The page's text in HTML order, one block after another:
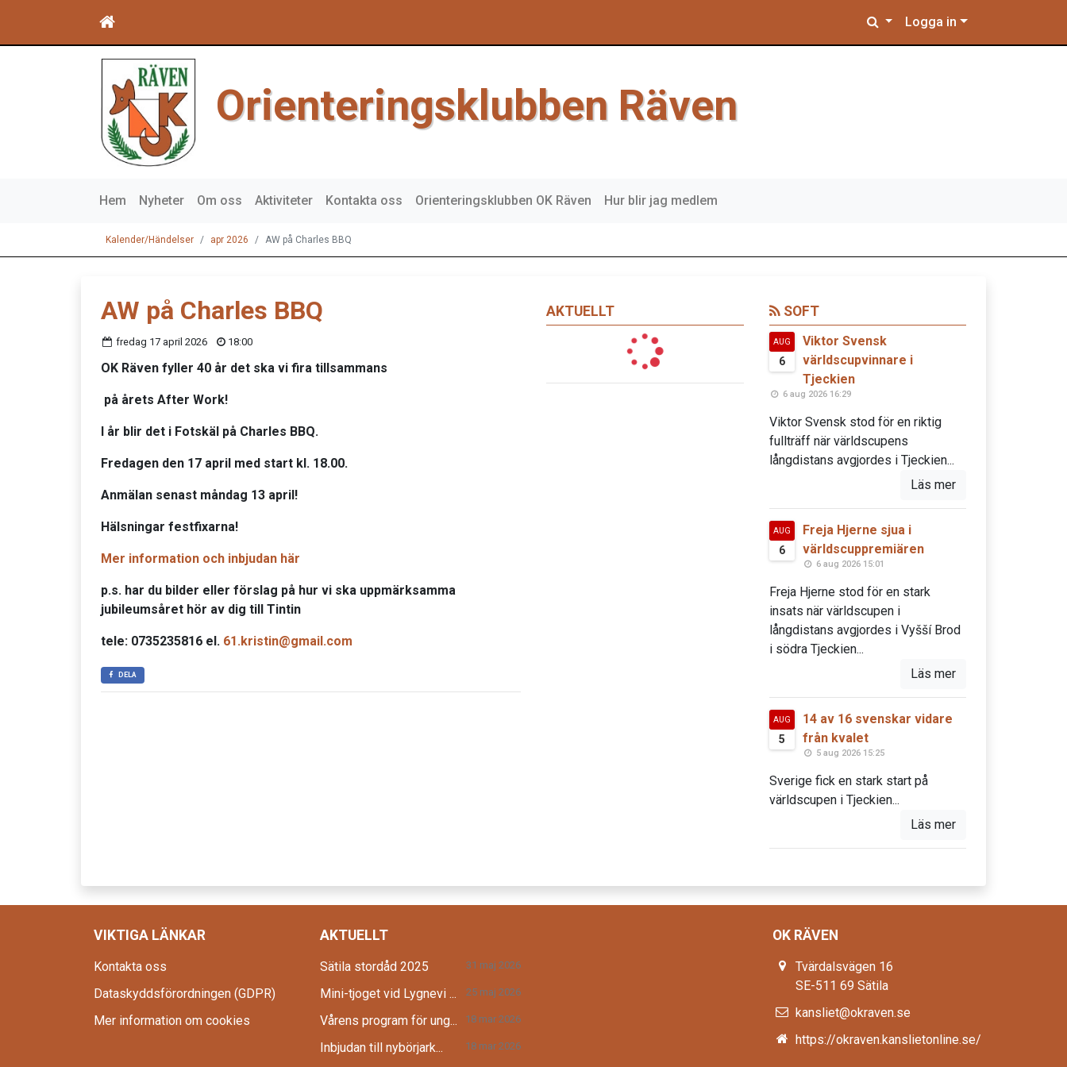
Logga in
Orienteringsklubben Räven
Hem Nyheter Om oss Aktiviteter Kontakta oss Orienteringsklubben OK Räven Hur blir jag medlem
Kalender/Händelser apr 2026 AW på Charles BBQ
AKTUELLT
AW på Charles BBQ
fredag 17 april 2026 18:00
OK Räven fyller 40 år det ska vi fira tillsammans
på årets After Work!
I år blir det i Fotskäl på Charles BBQ.
Fredagen den 17 april med start kl. 18.00.
Anmälan senast måndag 13 april!
Hälsningar festfixarna!
Mer information och inbjudan här
p.s. har du bilder eller förslag på hur vi ska uppmärksamma
jubileumsåret hör av dig till Tintin
tele: 0735235816 el. 61.kristin@gmail.com
DELA
SOFT
AUG
6
Viktor Svensk
världscupvinnare i
Tjeckien
6 aug 2026 16:29
Viktor Svensk stod för en riktig
fullträff när världscupens
långdistans avgjordes i Tjeckien...
Läs mer
AUG
6
Freja Hjerne sjua i
världscuppremiären
6 aug 2026 15:01
Freja Hjerne stod för en stark
insats när världscupen i
långdistans avgjordes i Vyšší Brod
i södra Tjeckien...
Läs mer
AUG
5
14 av 16 svenskar vidare
från kvalet
5 aug 2026 15:25
Sverige fick en stark start på
världscupen i Tjeckien...
Läs mer
VIKTIGA LÄNKAR
Kontakta oss
Dataskyddsförordningen (GDPR)
Mer information om cookies
AKTUELLT
Sätila stordåd 2025 31 maj 2026
Mini-tjoget vid Lygnevi ... 25 maj 2026
Vårens program för ung... 18 mar 2026
Inbjudan till nybörjark... 18 mar 2026
OK RÄVEN
Tvärdalsvägen 16
SE-511 69 Sätila
kansliet@okraven.se
https://okraven.kanslietonline.se/